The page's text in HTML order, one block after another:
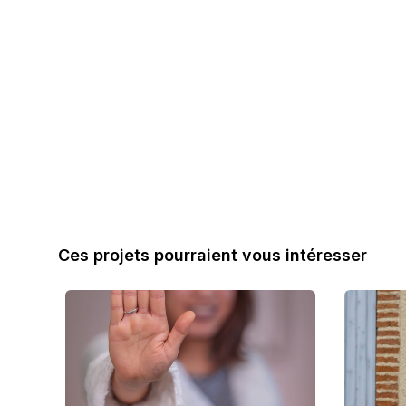
Ces projets pourraient vous intéresser